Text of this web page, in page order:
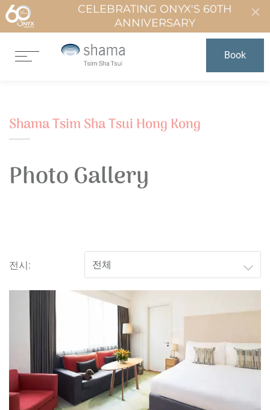
CELEBRATING ONYX'S 60TH
ANNIVERSARY
Book
Shama Tsim Sha Tsui Hong Kong
Photo Gallery
전시: